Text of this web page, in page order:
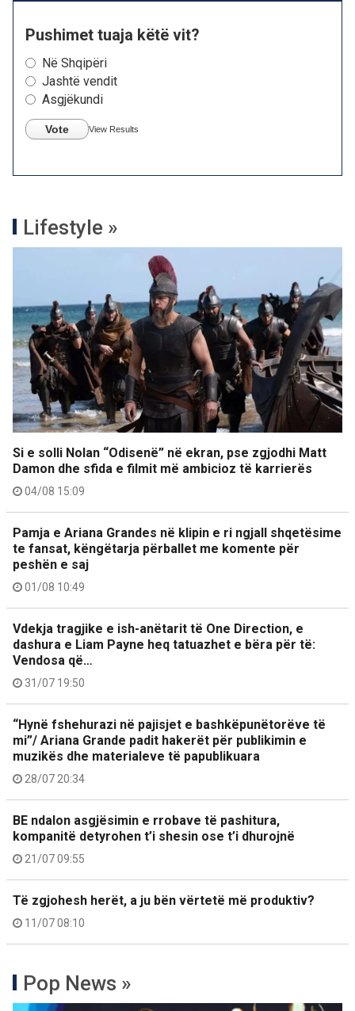
Pushimet tuaja këtë vit?
Në Shqipëri
Jashtë vendit
Asgjëkundi
Vote View Results
Lifestyle »
Si e solli Nolan “Odisenë” në ekran, pse zgjodhi Matt
Damon dhe sfida e filmit më ambicioz të karrierës
04/08 15:09
Pamja e Ariana Grandes në klipin e ri ngjall shqetësime
te fansat, këngëtarja përballet me komente për
peshën e saj
01/08 10:49
Vdekja tragjike e ish-anëtarit të One Direction, e
dashura e Liam Payne heq tatuazhet e bëra për të:
Vendosa që…
31/07 19:50
“Hynë fshehurazi në pajisjet e bashkëpunëtorëve të
mi”/ Ariana Grande padit hakerët për publikimin e
muzikës dhe materialeve të papublikuara
28/07 20:34
BE ndalon asgjësimin e rrobave të pashitura,
kompanitë detyrohen t’i shesin ose t’i dhurojnë
21/07 09:55
Të zgjohesh herët, a ju bën vërtetë më produktiv?
11/07 08:10
Pop News »